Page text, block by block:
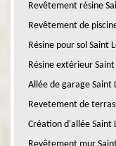
Revêtement résine
Revêtement de
Résine pour sol Saint
Résine extérieur
Allée de garage Saint
Revetement de
Création d'allée Saint